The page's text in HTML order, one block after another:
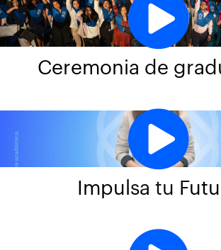
Ceremonia de
Impulsa tu